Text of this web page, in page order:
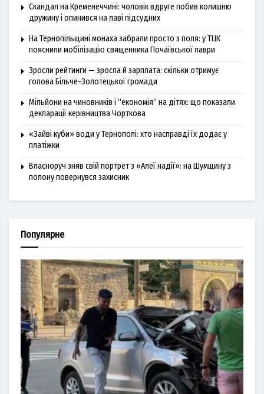
Скандал на Кременеччині: чоловік вдруге побив колишню
дружину і опинився на лаві підсудних
На Тернопільщині монаха забрали просто з поля: у ТЦК
пояснили мобілізацію священника Почаївської лаври
Зросли рейтинги — зросла й зарплата: скільки отримує
голова Більче-Золотецької громади
Мільйони на чиновників і “економія” на дітях: що показали
декларації керівництва Чорткова
«Зайві куби» води у Тернополі: хто насправді їх додає у
платіжки
Власноруч зняв свій портрет з «Алеї надії»: на Шумщину з
полону повернувся захисник
Популярне